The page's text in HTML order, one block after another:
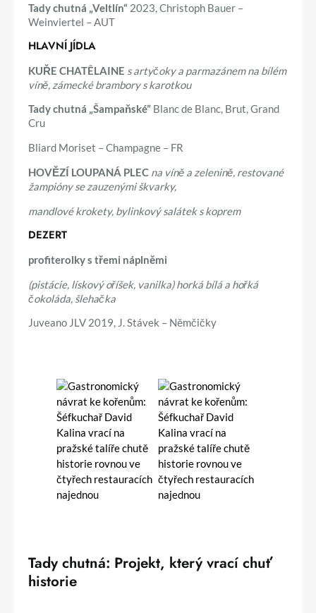
Tady chutná „Veltlín“ 2023, Christoph Bauer –
Weinviertel – AUT
HLAVNÍ JÍDLA
KUŘE CHATÊLAINE s artyčoky a parmazánem na bílém
víně, zámecké brambory s karotkou
Tady chutná „Šampaňské” Blanc de Blanc, Brut, Grand
Cru
Bliard Moriset – Champagne – FR
HOVĚZÍ LOUPANÁ PLEC na víně a zelenině, restované
žampióny se zauzenými škvarky,
mandlové krokety, bylinkový salátek s koprem
DEZERT
profiterolky s třemi náplněmi
(pistácie, lískový oříšek, vanilka) horká bílá a hořká
čokoláda, šlehačka
Juveano JLV 2019, J. Stávek – Němčičky
Tady chutná: Projekt, který vrací chuť
historie